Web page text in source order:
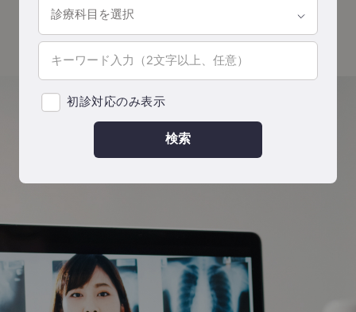
初診対応のみ表示